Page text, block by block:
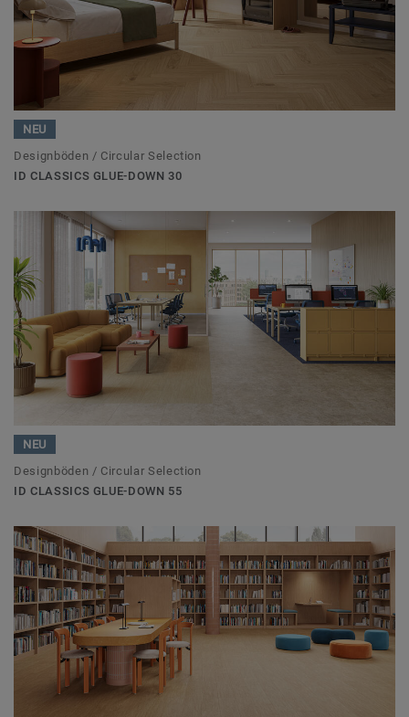
NEU
Designböden / Circular Selection
ID CLASSICS GLUE-DOWN 30
NEU
Designböden / Circular Selection
ID CLASSICS GLUE-DOWN 55